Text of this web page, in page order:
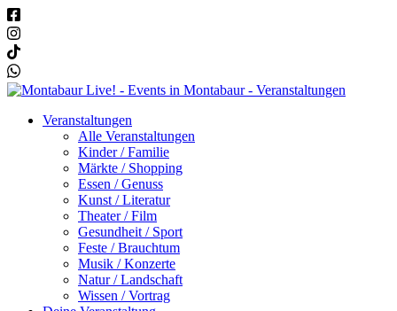
Veranstaltungen
Alle Veranstaltungen
Kinder / Familie
Märkte / Shopping
Essen / Genuss
Kunst / Literatur
Theater / Film
Gesundheit / Sport
Feste / Brauchtum
Musik / Konzerte
Natur / Landschaft
Wissen / Vortrag